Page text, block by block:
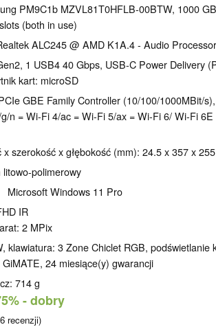
PM9C1b MZVL81T0HFLB-00BTW, 1000 GB
(both in use)
ALC245 @ AMD K1A.4 - Audio
1 USB4 40 Gbps, USB-C Power Delivery
kart: microSD
GBE Family Controller (10/100/1000MBit/
n = Wi-Fi 4/ac = Wi-Fi 5/ax = Wi-Fi 6/ Wi-Fi
x szerokość x głębokość (mm): 24.5 x 357 x 255
polimerowy
Microsoft Windows 11 Pro
IR
2 MPix
klawiatura: 3 Zone Chiclet RGB, podświetlanie
24 miesiące(y) gwarancji
714 g
- dobry
6 recenzji)